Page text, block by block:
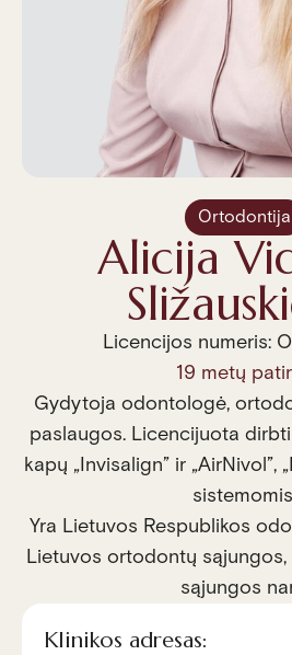
Ortodontija
Alicija
Licencijos numeris:
19 metų
Gydytoja odontologė,
paslaugos. Licencijuota
kapų „Invisalign” ir „AirNivol”,
Yra Lietuvos Respublikos
Lietuvos ortodontų
sąjungos
Klinikos adresas: